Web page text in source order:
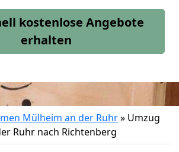
kostenlose Angebote
erhalten
Mülheim an der Ruhr» Umzug
Ruhr nach Richtenberg